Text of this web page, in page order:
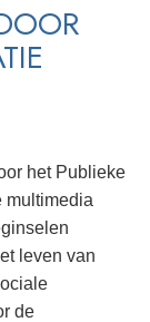
het Publieke
multimedia
leven van
de